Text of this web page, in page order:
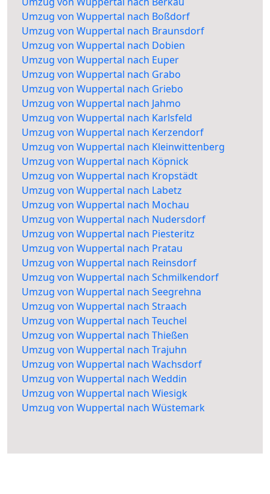
Umzug von Wuppertal nach Boßdorf
Umzug von Wuppertal nach Braunsdorf
Umzug von Wuppertal nach Dobien
Umzug von Wuppertal nach Euper
Umzug von Wuppertal nach Grabo
Umzug von Wuppertal nach Griebo
Umzug von Wuppertal nach Jahmo
Umzug von Wuppertal nach Karlsfeld
Umzug von Wuppertal nach Kerzendorf
Umzug von Wuppertal nach Kleinwittenberg
Umzug von Wuppertal nach Köpnick
Umzug von Wuppertal nach Kropstädt
Umzug von Wuppertal nach Labetz
Umzug von Wuppertal nach Mochau
Umzug von Wuppertal nach Nudersdorf
Umzug von Wuppertal nach Piesteritz
Umzug von Wuppertal nach Pratau
Umzug von Wuppertal nach Reinsdorf
Umzug von Wuppertal nach Schmilkendorf
Umzug von Wuppertal nach Seegrehna
Umzug von Wuppertal nach Straach
Umzug von Wuppertal nach Teuchel
Umzug von Wuppertal nach Thießen
Umzug von Wuppertal nach Trajuhn
Umzug von Wuppertal nach Wachsdorf
Umzug von Wuppertal nach Weddin
Umzug von Wuppertal nach Wiesigk
Umzug von Wuppertal nach Wüstemark